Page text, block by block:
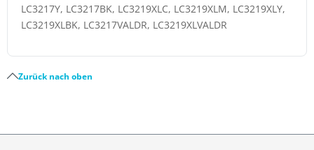
LC3217Y, LC3217BK, LC3219XLC, LC3219XLM, LC3219XLY,
LC3219XLBK, LC3217VALDR, LC3219XLVALDR
Zurück nach oben